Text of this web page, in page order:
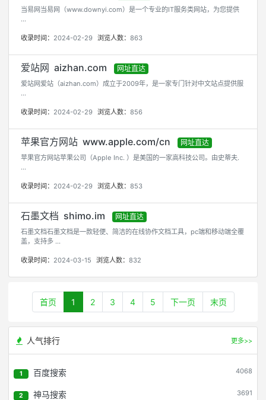
人气排行 更多>>
1 百度搜索 4068
2 神马搜索 3691
当易网当易网（www.downyi.com）是一个专业的IT服务类网站，为您提供
...
收录时间： 2024-02-29 浏览人数： 863
爱站网 aizhan.com 网址直达
爱站网爱站（aizhan.com）成立于2009年，是一家专门针对中文站点提供服
...
收录时间： 2024-02-29 浏览人数： 856
苹果官方网站 www.apple.com/cn 网址直达
苹果官方网站苹果公司（Apple Inc. ）是美国的一家高科技公司。由史蒂夫.
...
收录时间： 2024-02-29 浏览人数： 853
石墨文档 shimo.im 网址直达
石墨文档石墨文档是一款轻便、简洁的在线协作文档工具，pc端和移动端全覆
盖，支持多 ...
收录时间： 2024-03-15 浏览人数： 832
首页 1 2 3 4 5 下一页 末页